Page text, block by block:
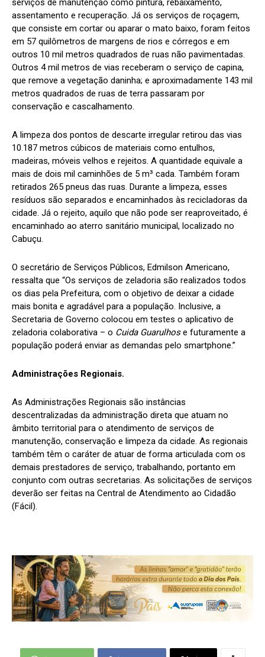
serviços de manutenção como pintura, rebaixamento,
assentamento e recuperação. Já os serviços de roçagem,
que consiste em cortar ou aparar o mato baixo, foram feitos
em 57 quilômetros de margens de rios e córregos e em
outros 10 mil metros quadrados de ruas não pavimentadas.
Outros 4 mil metros de vias receberam o serviço de capina,
que remove a vegetação daninha; e aproximadamente 143 mil
metros quadrados de ruas de terra passaram por
conservação e cascalhamento.
A limpeza dos pontos de descarte irregular retirou das vias
10.187 metros cúbicos de materiais como entulhos,
madeiras, móveis velhos e rejeitos. A quantidade equivale a
mais de dois mil caminhões de 5 m³ cada. Também foram
retirados 265 pneus das ruas. Durante a limpeza, esses
resíduos são separados e encaminhados às recicladoras da
cidade. Já o rejeito, aquilo que não pode ser reaproveitado, é
encaminhado ao aterro sanitário municipal, localizado no
Cabuçu.
O secretário de Serviços Públicos, Edmilson Americano,
ressalta que “Os serviços de zeladoria são realizados todos
os dias pela Prefeitura, com o objetivo de deixar a cidade
mais bonita e agradável para a população. Inclusive, a
Secretaria de Governo colocou em testes o aplicativo de
zeladoria colaborativa – o Cuida Guarulhose futuramente a
população poderá enviar as demandas pelo smartphone.”
Administrações Regionais.
As Administrações Regionais são instâncias
descentralizadas da administração direta que atuam no
âmbito territorial para o atendimento de serviços de
manutenção, conservação e limpeza da cidade. As regionais
também têm o caráter de atuar de forma articulada com os
demais prestadores de serviço, trabalhando, portanto em
conjunto com outras secretarias. As solicitações de serviços
deverão ser feitas na Central de Atendimento ao Cidadão
(Fácil).